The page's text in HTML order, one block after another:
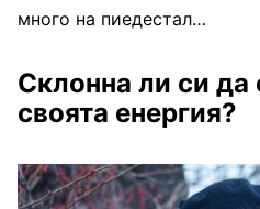
много на пиедестал…
Склонна ли си да
своята енергия?